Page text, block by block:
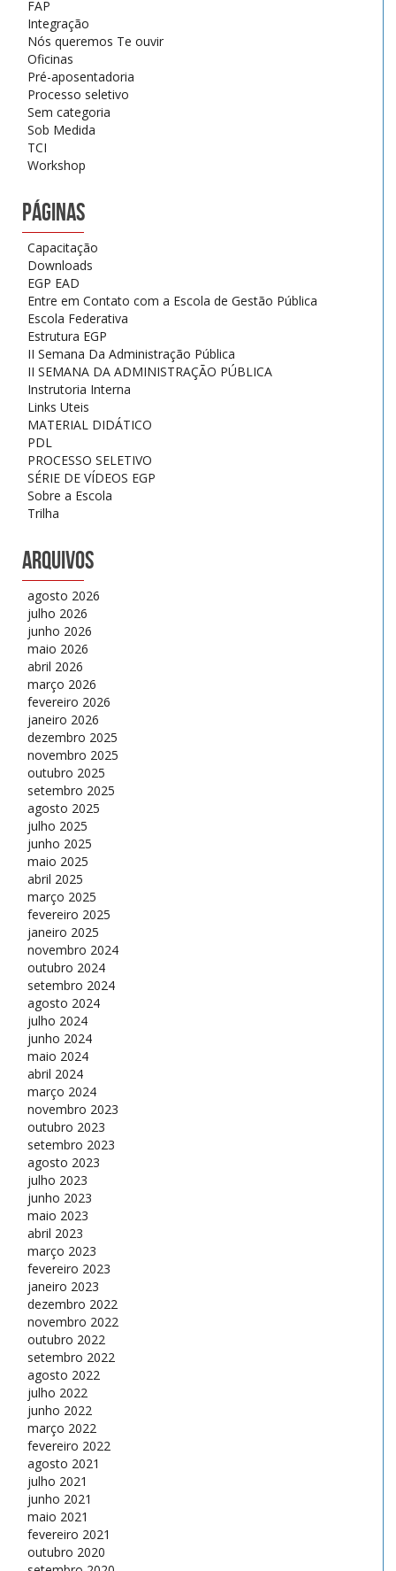
FAP
Integração
Nós queremos Te ouvir
Oficinas
Pré-aposentadoria
Processo seletivo
Sem categoria
Sob Medida
TCI
Workshop
PÁGINAS
Capacitação
Downloads
EGP EAD
Entre em Contato com a Escola de Gestão Pública
Escola Federativa
Estrutura EGP
II Semana Da Administração Pública
II SEMANA DA ADMINISTRAÇÃO PÚBLICA
Instrutoria Interna
Links Uteis
MATERIAL DIDÁTICO
PDL
PROCESSO SELETIVO
SÉRIE DE VÍDEOS EGP
Sobre a Escola
Trilha
Arquivos
agosto 2026
julho 2026
junho 2026
maio 2026
abril 2026
março 2026
fevereiro 2026
janeiro 2026
dezembro 2025
novembro 2025
outubro 2025
setembro 2025
agosto 2025
julho 2025
junho 2025
maio 2025
abril 2025
março 2025
fevereiro 2025
janeiro 2025
novembro 2024
outubro 2024
setembro 2024
agosto 2024
julho 2024
junho 2024
maio 2024
abril 2024
março 2024
novembro 2023
outubro 2023
setembro 2023
agosto 2023
julho 2023
junho 2023
maio 2023
abril 2023
março 2023
fevereiro 2023
janeiro 2023
dezembro 2022
novembro 2022
outubro 2022
setembro 2022
agosto 2022
julho 2022
junho 2022
março 2022
fevereiro 2022
agosto 2021
julho 2021
junho 2021
maio 2021
fevereiro 2021
outubro 2020